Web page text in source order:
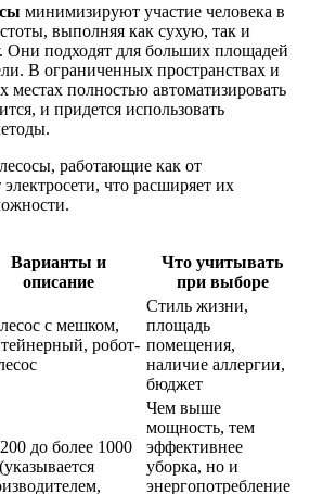
минимизируют участие человека в
выполняя как сухую, так и
Они подходят для больших площадей
В ограниченных пространствах и
местах полностью автоматизировать
и придется использовать
работающие как от
что расширяет их
Варианты и
описание
Что учитывать
при выборе
с мешком,
робот-
Стиль жизни,
площадь
помещения,
наличие аллергии,
бюджет
до более 1000
Чем выше
мощность, тем
эффективнее
уборка, но и
энергопотребление